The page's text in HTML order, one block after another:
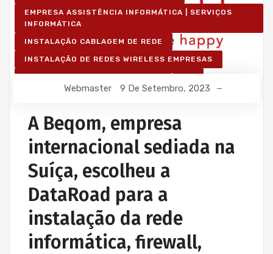
EMPRESA ASSISTÊNCIA INFORMÁTICA | SERVIÇOS
INFORMÁTICA
INSTALAÇÃO CABLAGEM DE REDE
INSTALAÇÃO DE REDES WIRELESS EMPRESAS
MANUTENÇÃO INFORMÁTICA EMPRESAS
Webmaster 9 De Setembro, 2023
A Beqom, empresa
internacional sediada na
Suíça, escolheu a
DataRoad para a
instalação da rede
informática, firewall,